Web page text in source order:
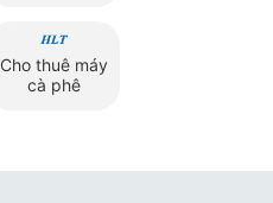
Cho thuê máy
cà phê